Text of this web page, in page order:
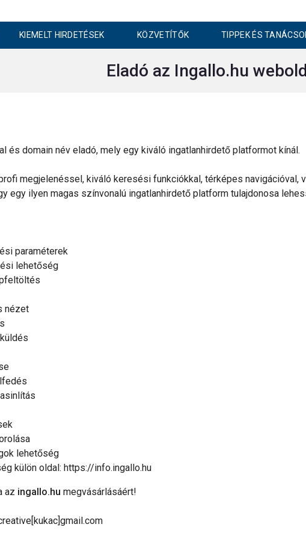
KIEMELT HIRDETÉSEK KÖZVETÍTŐK TIPPEK ÉS
Eladó az Ingallo.hu
és domain név eladó, mely egy kiváló ingatlanhirdető platformot kínál.
megjelenéssel, kiváló keresési funkciókkal, térképes
egy ilyen magas színvonalú ingatlanhirdető platform tulajdonosa
paraméterek
lehetőség
nézet
lehetőség
külön oldal: https://info.ingallo.hu
az ingallo.hu megvásárlásáért!